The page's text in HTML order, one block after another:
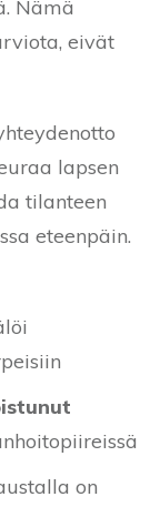
Nämä
eivät
lapsen
tilanteen
eteenpäin.
on